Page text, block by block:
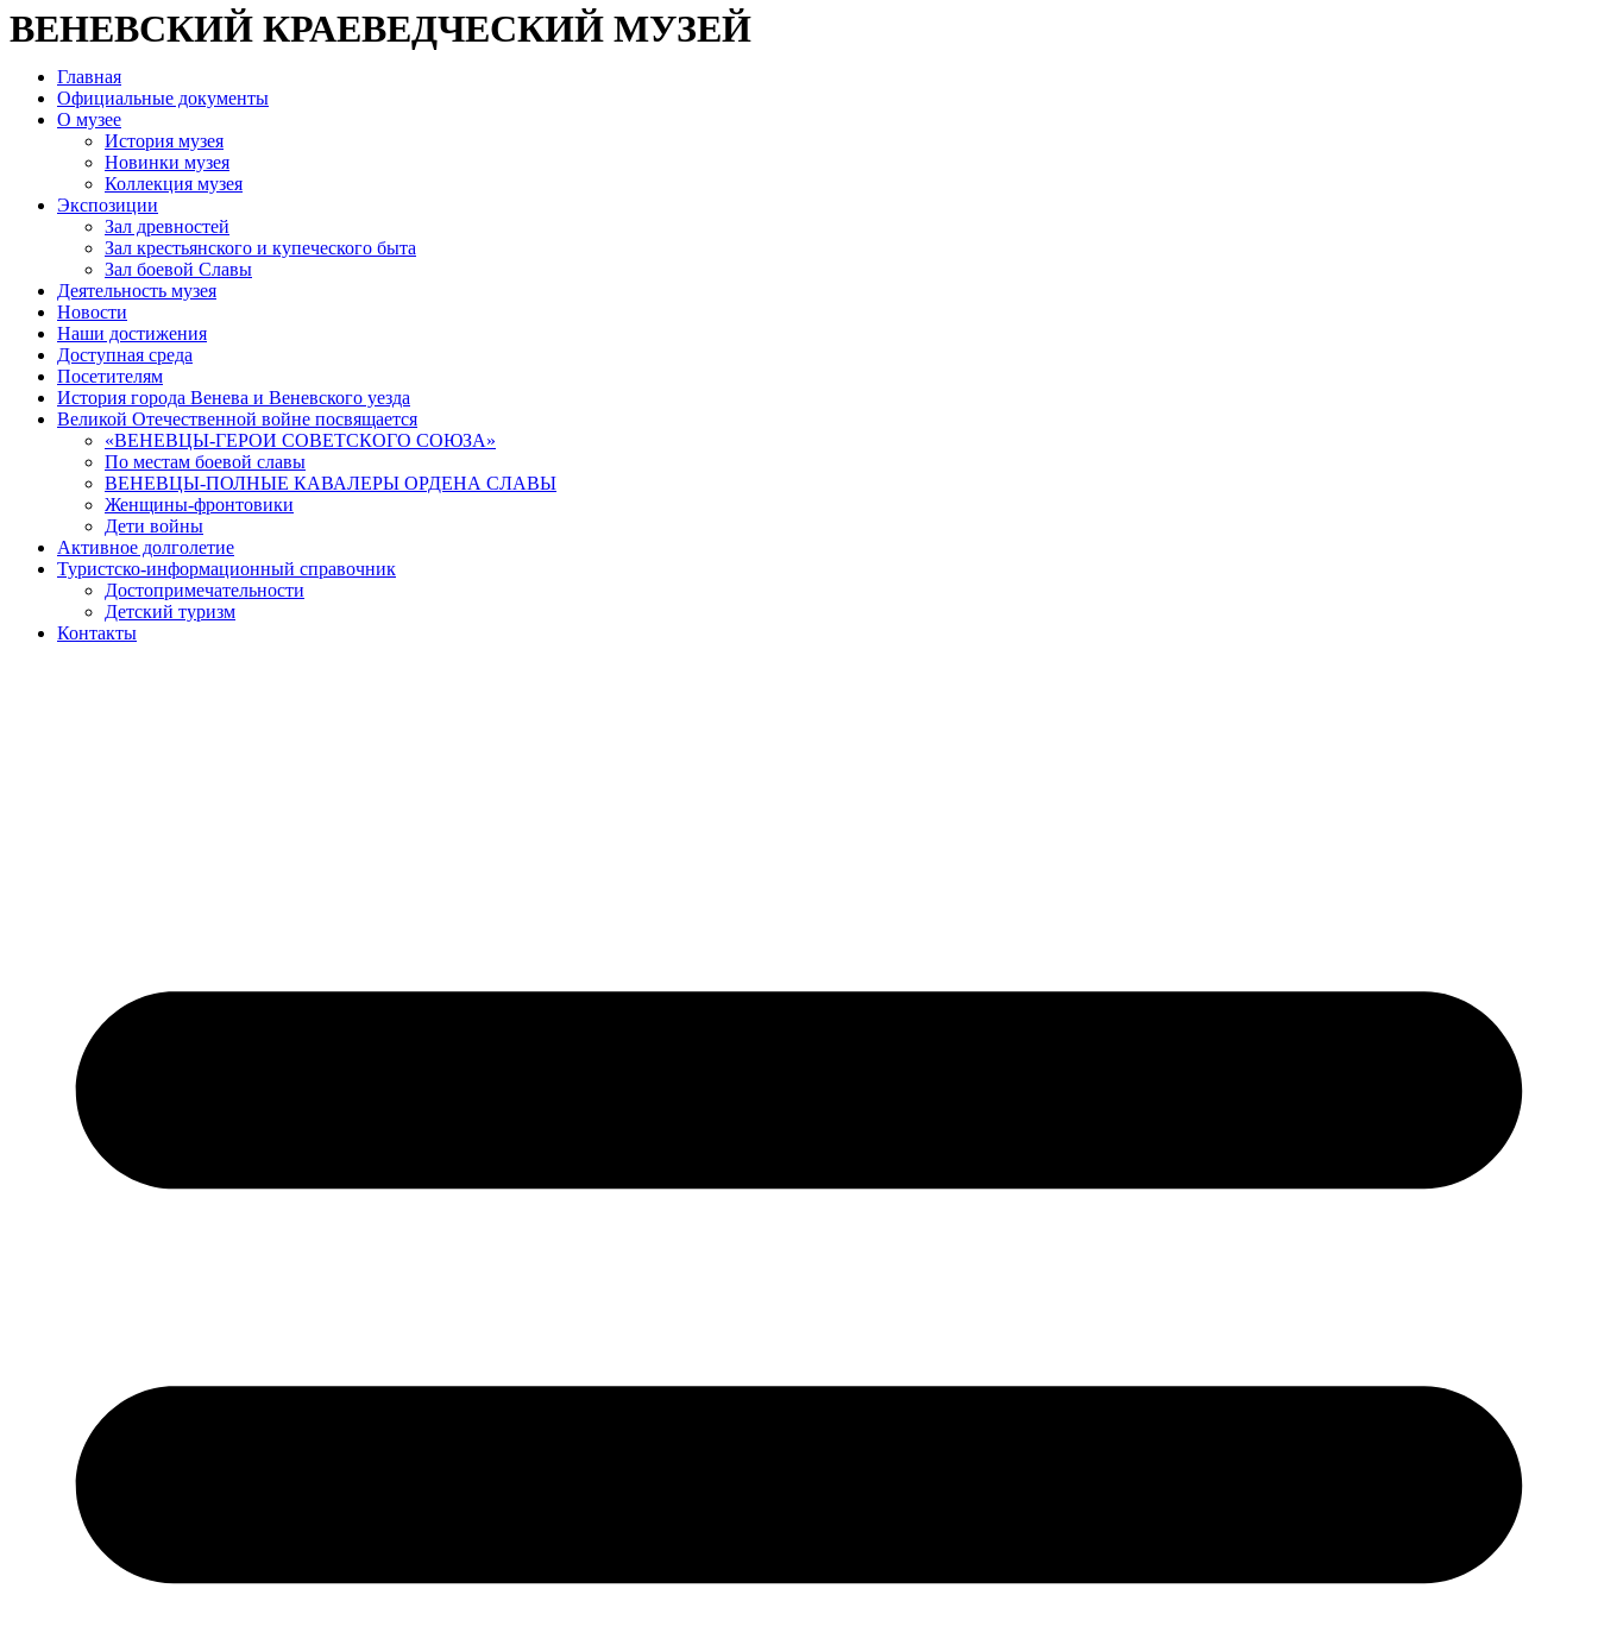
ВЕНЕВСКИЙ КРАЕВЕДЧЕСКИЙ МУЗЕЙ
Главная
Официальные документы
О музее
История музея
Новинки музея
Коллекция музея
Экспозиции
Зал древностей
Зал крестьянского и купеческого быта
Зал боевой Славы
Деятельность музея
Новости
Наши достижения
Доступная среда
Посетителям
История города Венева и Веневского уезда
Великой Отечественной войне посвящается
«ВЕНЕВЦЫ-ГЕРОИ СОВЕТСКОГО СОЮЗА»
По местам боевой славы
ВЕНЕВЦЫ-ПОЛНЫЕ КАВАЛЕРЫ ОРДЕНА СЛАВЫ
Женщины-фронтовики
Дети войны
Активное долголетие
Туристско-информационный справочник
Достопримечательности
Детский туризм
Контакты